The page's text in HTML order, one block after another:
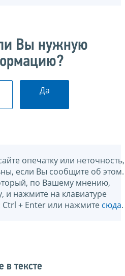
Вы нужную
Да
опечатку или неточность,
если Вы сообщите об этом.
по Вашему мнению,
и нажмите на клавиатуре
+ Enter или нажмите сюда.
тексте